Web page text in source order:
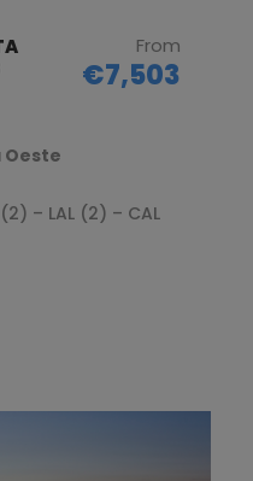
From
€7,503
Oeste
– LAL (2) – CAL